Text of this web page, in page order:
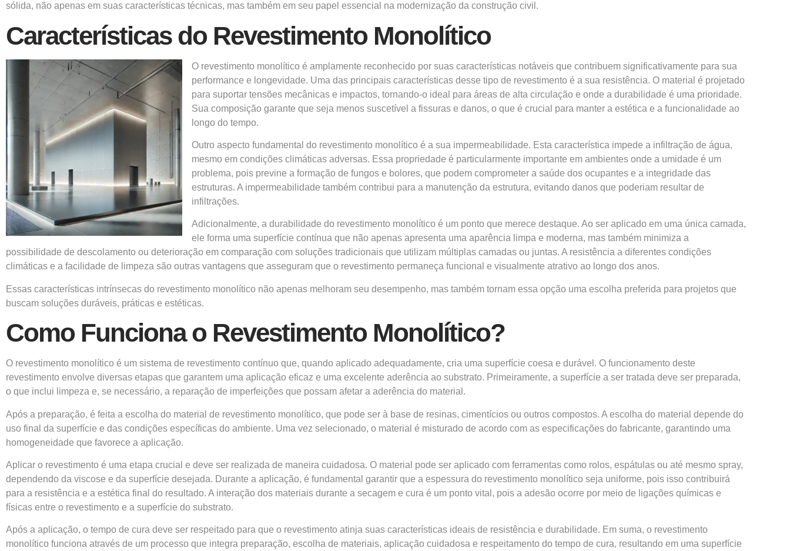
sólida, não apenas em suas características técnicas, mas também em seu papel essencial na modernização da construção civil.
Características do Revestimento Monolítico
O revestimento monolítico é amplamente reconhecido por suas características notáveis que contribuem significativamente para sua
performance e longevidade. Uma das principais características desse tipo de revestimento é a sua resistência. O material é projetado
para suportar tensões mecânicas e impactos, tornando-o ideal para áreas de alta circulação e onde a durabilidade é uma prioridade.
Sua composição garante que seja menos suscetível a fissuras e danos, o que é crucial para manter a estética e a funcionalidade ao
longo do tempo.
Outro aspecto fundamental do revestimento monolítico é a sua impermeabilidade. Esta característica impede a infiltração de água,
mesmo em condições climáticas adversas. Essa propriedade é particularmente importante em ambientes onde a umidade é um
problema, pois previne a formação de fungos e bolores, que podem comprometer a saúde dos ocupantes e a integridade das
estruturas. A impermeabilidade também contribui para a manutenção da estrutura, evitando danos que poderiam resultar de
infiltrações.
Adicionalmente, a durabilidade do revestimento monolítico é um ponto que merece destaque. Ao ser aplicado em uma única camada,
ele forma uma superfície contínua que não apenas apresenta uma aparência limpa e moderna, mas também minimiza a
possibilidade de descolamento ou deterioração em comparação com soluções tradicionais que utilizam múltiplas camadas ou juntas. A resistência a diferentes condições
climáticas e a facilidade de limpeza são outras vantagens que asseguram que o revestimento permaneça funcional e visualmente atrativo ao longo dos anos.
Essas características intrínsecas do revestimento monolítico não apenas melhoram seu desempenho, mas também tornam essa opção uma escolha preferida para projetos que
buscam soluções duráveis, práticas e estéticas.
Como Funciona o Revestimento Monolítico?
O revestimento monolítico é um sistema de revestimento contínuo que, quando aplicado adequadamente, cria uma superfície coesa e durável. O funcionamento deste
revestimento envolve diversas etapas que garantem uma aplicação eficaz e uma excelente aderência ao substrato. Primeiramente, a superfície a ser tratada deve ser preparada,
o que inclui limpeza e, se necessário, a reparação de imperfeições que possam afetar a aderência do material.
Após a preparação, é feita a escolha do material de revestimento monolítico, que pode ser à base de resinas, cimentícios ou outros compostos. A escolha do material depende do
uso final da superfície e das condições específicas do ambiente. Uma vez selecionado, o material é misturado de acordo com as especificações do fabricante, garantindo uma
homogeneidade que favorece a aplicação.
Aplicar o revestimento é uma etapa crucial e deve ser realizada de maneira cuidadosa. O material pode ser aplicado com ferramentas como rolos, espátulas ou até mesmo spray,
dependendo da viscose e da superfície desejada. Durante a aplicação, é fundamental garantir que a espessura do revestimento monolítico seja uniforme, pois isso contribuirá
para a resistência e a estética final do resultado. A interação dos materiais durante a secagem e cura é um ponto vital, pois a adesão ocorre por meio de ligações químicas e
físicas entre o revestimento e a superfície do substrato.
Após a aplicação, o tempo de cura deve ser respeitado para que o revestimento atinja suas características ideais de resistência e durabilidade. Em suma, o revestimento
monolítico funciona através de um processo que integra preparação, escolha de materiais, aplicação cuidadosa e respeitamento do tempo de cura, resultando em uma superfície